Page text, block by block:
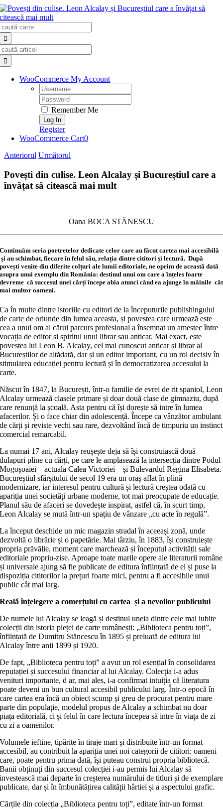
Skip
to
content
WooCommerce My Account
Username:
Password:
Remember Me
Register
WooCommerce Cart0
Anteriorul Următorul
Povești din culise. Leon Alcalay și Bucureștiul care a
învățat să citească mai mult
Oana BOCA STĂNESCU
Continuăm seria portretelor dedicate celor care au făcut cartea mai accesibilă
și au schimbat, fiecare în felul său, relația dintre cititori și lectură. După
povești venite din diferite colțuri ale lumii editoriale, ne oprim de această dată
asupra unui exemplu din România: destinul unui om care a înțeles foarte
devreme că succesul unei cărți începe abia atunci când ea ajunge în mâinile cât
mai multor oameni.
Ca în multe dintre istoriile cu editori de la începuturile publishingului
de carte de oriunde din lumea aceasta, și povestea care urmează este
cea a unui om al cărui parcurs profesional a însemnat un amestec între
vocația de editor și spiritul unui librar sau anticar. Mai exact, este
povestea lui Leon B. Alcalay, cel mai cunoscut anticar și librar al
Bucureștilor de altădată, dar și un editor important, cu un rol decisiv în
stimularea educației pentru lectură și în democratizarea accesului la
carte.
Născut în 1847, la București, într-o familie de evrei de rit spaniol, Leon
Alcalay urmează clasele primare și doar două clase de gimnaziu, după
care renunță la școală. Asta pentru că își dorește să intre în lumea
afacerilor. Și o face chiar din adolescență. Începe ca vânzător ambulant
de cărți și reviste vechi sau rare, dezvoltând încă de timpuriu un instinct
comercial remarcabil.
La numai 17 ani, Alcalay reușește deja să își construiască două
dulapuri pline cu cărți, pe care le amplasează la intersecția dintre Podul
Mogoșoaiei – actuala Calea Victoriei – și Bulevardul Regina Elisabeta.
Bucureștiul sfârșitului de secol 19 era un oraș aflat în plină
modernizare, iar interesul pentru cultură și lectură creștea odată cu
apariția unei societăți urbane moderne, tot mai preocupate de educație.
Planul său de afaceri se dovedește inspirat, astfel că, în scurt timp,
Leon Alcalay se mută într-un spațiu de vânzare „cu acte în regulă”.
La început deschide un mic magazin stradal în aceeași zonă, unde
dezvoltă o librărie și o papetărie. Mai târziu, în 1883, își construiește
propria prăvălie, moment care marchează și începutul activității sale
editoriale propriu-zise. Aproape toate marile opere ale literaturii române
și universale ajung să fie publicate de editura înființată de el și puse la
dispoziția cititorilor la prețuri foarte mici, pentru a fi accesibile unui
public cât mai larg.
Reală înțelegere a comerțului cu cartea și a nevoilor publicului
De numele lui Alcalay se leagă și destinul uneia dintre cele mai iubite
colecții din istoria pieței de carte românești: „Biblioteca pentru toți”,
înființată de Dumitru Stăncescu în 1895 și preluată de editura lui
Alcalay între anii 1899 și 1920.
De fapt, „Biblioteca pentru toți” a avut un rol esențial în consolidarea
reputației și succesului financiar al lui Alcalay. Colecția i-a adus
venituri importante, d ar, mai ales, i-a confirmat intuiția că literatura
poate deveni un bun cultural accesibil publicului larg. Într-o epocă în
care cartea era încă un obiect scump și greu de procurat pentru mare
parte din populație, modelul propus de Alcalay a schimbat nu doar
piața editorială, ci și felul în care lectura începea să intre în viața de zi
cu zi a oamenilor.
Volumele ieftine, tipărite în tiraje mari și distribuite într-un format
accesibil, au contribuit la apariția unei noi categorii de cititori: oameni
care, poate pentru prima dată, își puteau construi propria bibliotecă.
Banii obținuți din succesul colecției i-au permis lui Alcalay să
investească mai departe în creșterea numărului de titluri și de exemplare
publicate, dar și în îmbunătățirea calității hârtiei și a aspectului grafic.
Cărțile din colecția „Biblioteca pentru toți”, editate într-un format